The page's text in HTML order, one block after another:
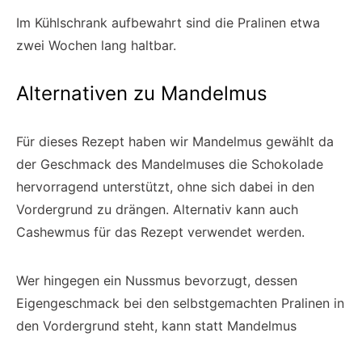
Im Kühlschrank aufbewahrt sind die Pralinen etwa
zwei Wochen lang haltbar.
Alternativen zu Mandelmus
Für dieses Rezept haben wir Mandelmus gewählt da
der Geschmack des Mandelmuses die Schokolade
hervorragend unterstützt, ohne sich dabei in den
Vordergrund zu drängen. Alternativ kann auch
Cashewmus für das Rezept verwendet werden.
Wer hingegen ein Nussmus bevorzugt, dessen
Eigengeschmack bei den selbstgemachten Pralinen in
den Vordergrund steht, kann statt Mandelmus